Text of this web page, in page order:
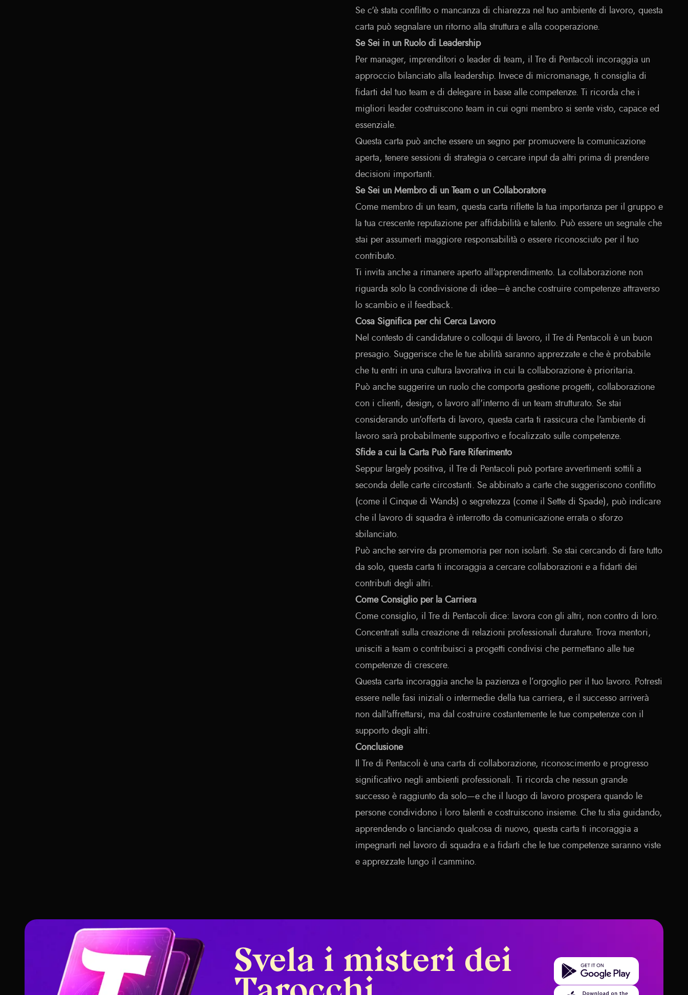
Se c'è stata conflitto o mancanza di chiarezza nel tuo ambiente di lavoro, questa
carta può segnalare un ritorno alla struttura e alla cooperazione.
Se Sei in un Ruolo di Leadership
Per manager, imprenditori o leader di team, il Tre di Pentacoli incoraggia un
approccio bilanciato alla leadership. Invece di micromanage, ti consiglia di
fidarti del tuo team e di delegare in base alle competenze. Ti ricorda che i
migliori leader costruiscono team in cui ogni membro si sente visto, capace ed
essenziale.
Questa carta può anche essere un segno per promuovere la comunicazione
aperta, tenere sessioni di strategia o cercare input da altri prima di prendere
decisioni importanti.
Se Sei un Membro di un Team o un Collaboratore
Come membro di un team, questa carta riflette la tua importanza per il gruppo e
la tua crescente reputazione per affidabilità e talento. Può essere un segnale che
stai per assumerti maggiore responsabilità o essere riconosciuto per il tuo
contributo.
Ti invita anche a rimanere aperto all'apprendimento. La collaborazione non
riguarda solo la condivisione di idee—è anche costruire competenze attraverso
lo scambio e il feedback.
Cosa Significa per chi Cerca Lavoro
Nel contesto di candidature o colloqui di lavoro, il Tre di Pentacoli è un buon
presagio. Suggerisce che le tue abilità saranno apprezzate e che è probabile
che tu entri in una cultura lavorativa in cui la collaborazione è prioritaria.
Può anche suggerire un ruolo che comporta gestione progetti, collaborazione
con i clienti, design, o lavoro all'interno di un team strutturato. Se stai
considerando un'offerta di lavoro, questa carta ti rassicura che l'ambiente di
lavoro sarà probabilmente supportivo e focalizzato sulle competenze.
Sfide a cui la Carta Può Fare Riferimento
Seppur largely positiva, il Tre di Pentacoli può portare avvertimenti sottili a
seconda delle carte circostanti. Se abbinato a carte che suggeriscono conflitto
(come il Cinque di Wands) o segretezza (come il Sette di Spade), può indicare
che il lavoro di squadra è interrotto da comunicazione errata o sforzo
sbilanciato.
Può anche servire da promemoria per non isolarti. Se stai cercando di fare tutto
da solo, questa carta ti incoraggia a cercare collaborazioni e a fidarti dei
contributi degli altri.
Come Consiglio per la Carriera
Come consiglio, il Tre di Pentacoli dice: lavora con gli altri, non contro di loro.
Concentrati sulla creazione di relazioni professionali durature. Trova mentori,
unisciti a team o contribuisci a progetti condivisi che permettano alle tue
competenze di crescere.
Questa carta incoraggia anche la pazienza e l’orgoglio per il tuo lavoro. Potresti
essere nelle fasi iniziali o intermedie della tua carriera, e il successo arriverà
non dall'affrettarsi, ma dal costruire costantemente le tue competenze con il
supporto degli altri.
Conclusione
Il Tre di Pentacoli è una carta di collaborazione, riconoscimento e progresso
significativo negli ambienti professionali. Ti ricorda che nessun grande
successo è raggiunto da solo—e che il luogo di lavoro prospera quando le
persone condividono i loro talenti e costruiscono insieme. Che tu stia guidando,
apprendendo o lanciando qualcosa di nuovo, questa carta ti incoraggia a
impegnarti nel lavoro di squadra e a fidarti che le tue competenze saranno viste
e apprezzate lungo il cammino.
Svela i misteri dei
Get it on Google Play
Download on the App Store